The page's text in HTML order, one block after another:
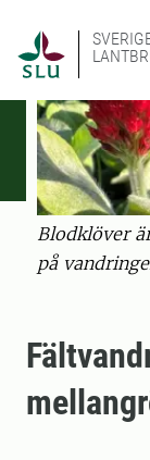
Blodklöver
på